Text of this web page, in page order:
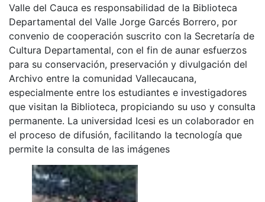
Valle del Cauca es responsabilidad de la Biblioteca
Departamental del Valle Jorge Garcés Borrero, por
convenio de cooperación suscrito con la Secretaría de
Cultura Departamental, con el fin de aunar esfuerzos
para su conservación, preservación y divulgación del
Archivo entre la comunidad Vallecaucana,
especialmente entre los estudiantes e investigadores
que visitan la Biblioteca, propiciando su uso y consulta
permanente. La universidad Icesi es un colaborador en
el proceso de difusión, facilitando la tecnología que
permite la consulta de las imágenes